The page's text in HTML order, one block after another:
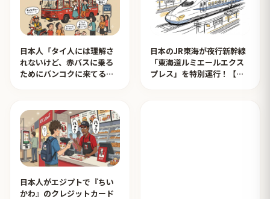
日本人「タイ人には理解さ
れないけど、赤バスに乗る
ためにバンコクに来てる日
日本のJR東海が夜行新幹線
「東海道ルミエールエクス
プレス」を特別運行！【タ
日本人がエジプトで『ちい
かわ』のクレジットカード